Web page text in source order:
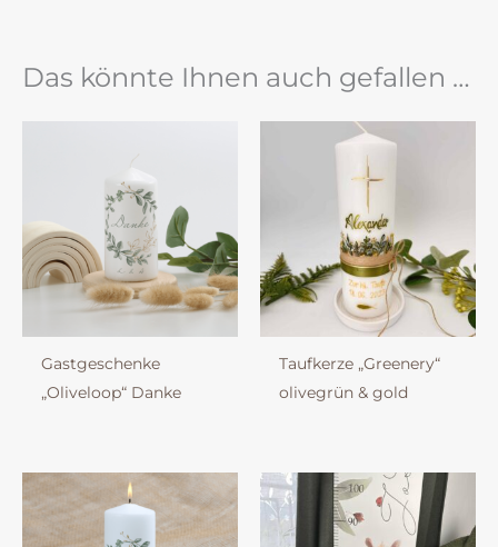
Das könnte Ihnen auch gefallen …
Gastgeschenke
„Oliveloop“ Danke
Taufkerze „Greenery“
olivegrün & gold